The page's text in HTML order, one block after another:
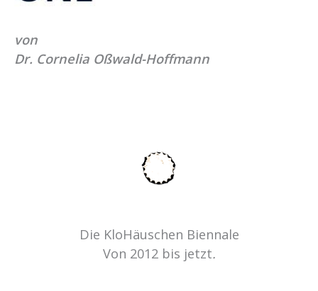
von
Dr. Cornelia Oßwald-Hoffmann
Die KloHäuschen Biennale
Von 2012 bis jetzt.